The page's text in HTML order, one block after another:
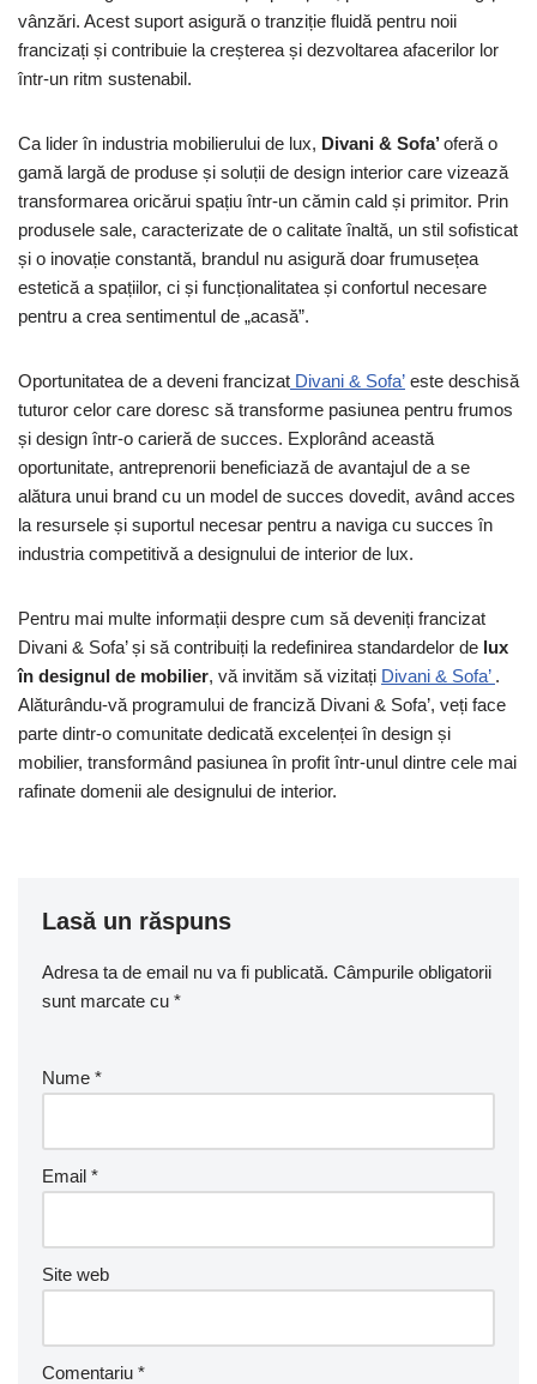
vânzări. Acest suport asigură o tranziție fluidă pentru noii
francizați și contribuie la creșterea și dezvoltarea afacerilor lor
într-un ritm sustenabil.
Ca lider în industria mobilierului de lux, Divani & Sofa’oferă o
gamă largă de produse și soluții de design interior care vizează
transformarea oricărui spațiu într-un cămin cald și primitor. Prin
produsele sale, caracterizate de o calitate înaltă, un stil sofisticat
și o inovație constantă, brandul nu asigură doar frumusețea
estetică a spațiilor, ci și funcționalitatea și confortul necesare
pentru a crea sentimentul de „acasă”.
Oportunitatea de a deveni francizat Divani & Sofa’ este deschisă
tuturor celor care doresc să transforme pasiunea pentru frumos
și design într-o carieră de succes. Explorând această
oportunitate, antreprenorii beneficiază de avantajul de a se
alătura unui brand cu un model de succes dovedit, având acces
la resursele și suportul necesar pentru a naviga cu succes în
industria competitivă a designului de interior de lux.
Pentru mai multe informații despre cum să deveniți francizat
Divani & Sofa’ și să contribuiți la redefinirea standardelor de lux
în designul de mobilier, vă invităm să vizitați Divani & Sofa’ .
Alăturându-vă programului de franciză Divani & Sofa’, veți face
parte dintr-o comunitate dedicată excelenței în design și
mobilier, transformând pasiunea în profit într-unul dintre cele mai
rafinate domenii ale designului de interior.
Lasă un răspuns
Adresa ta de email nu va fi publicată. Câmpurile obligatorii
sunt marcate cu *
Nume *
Email *
Site web
Comentariu *